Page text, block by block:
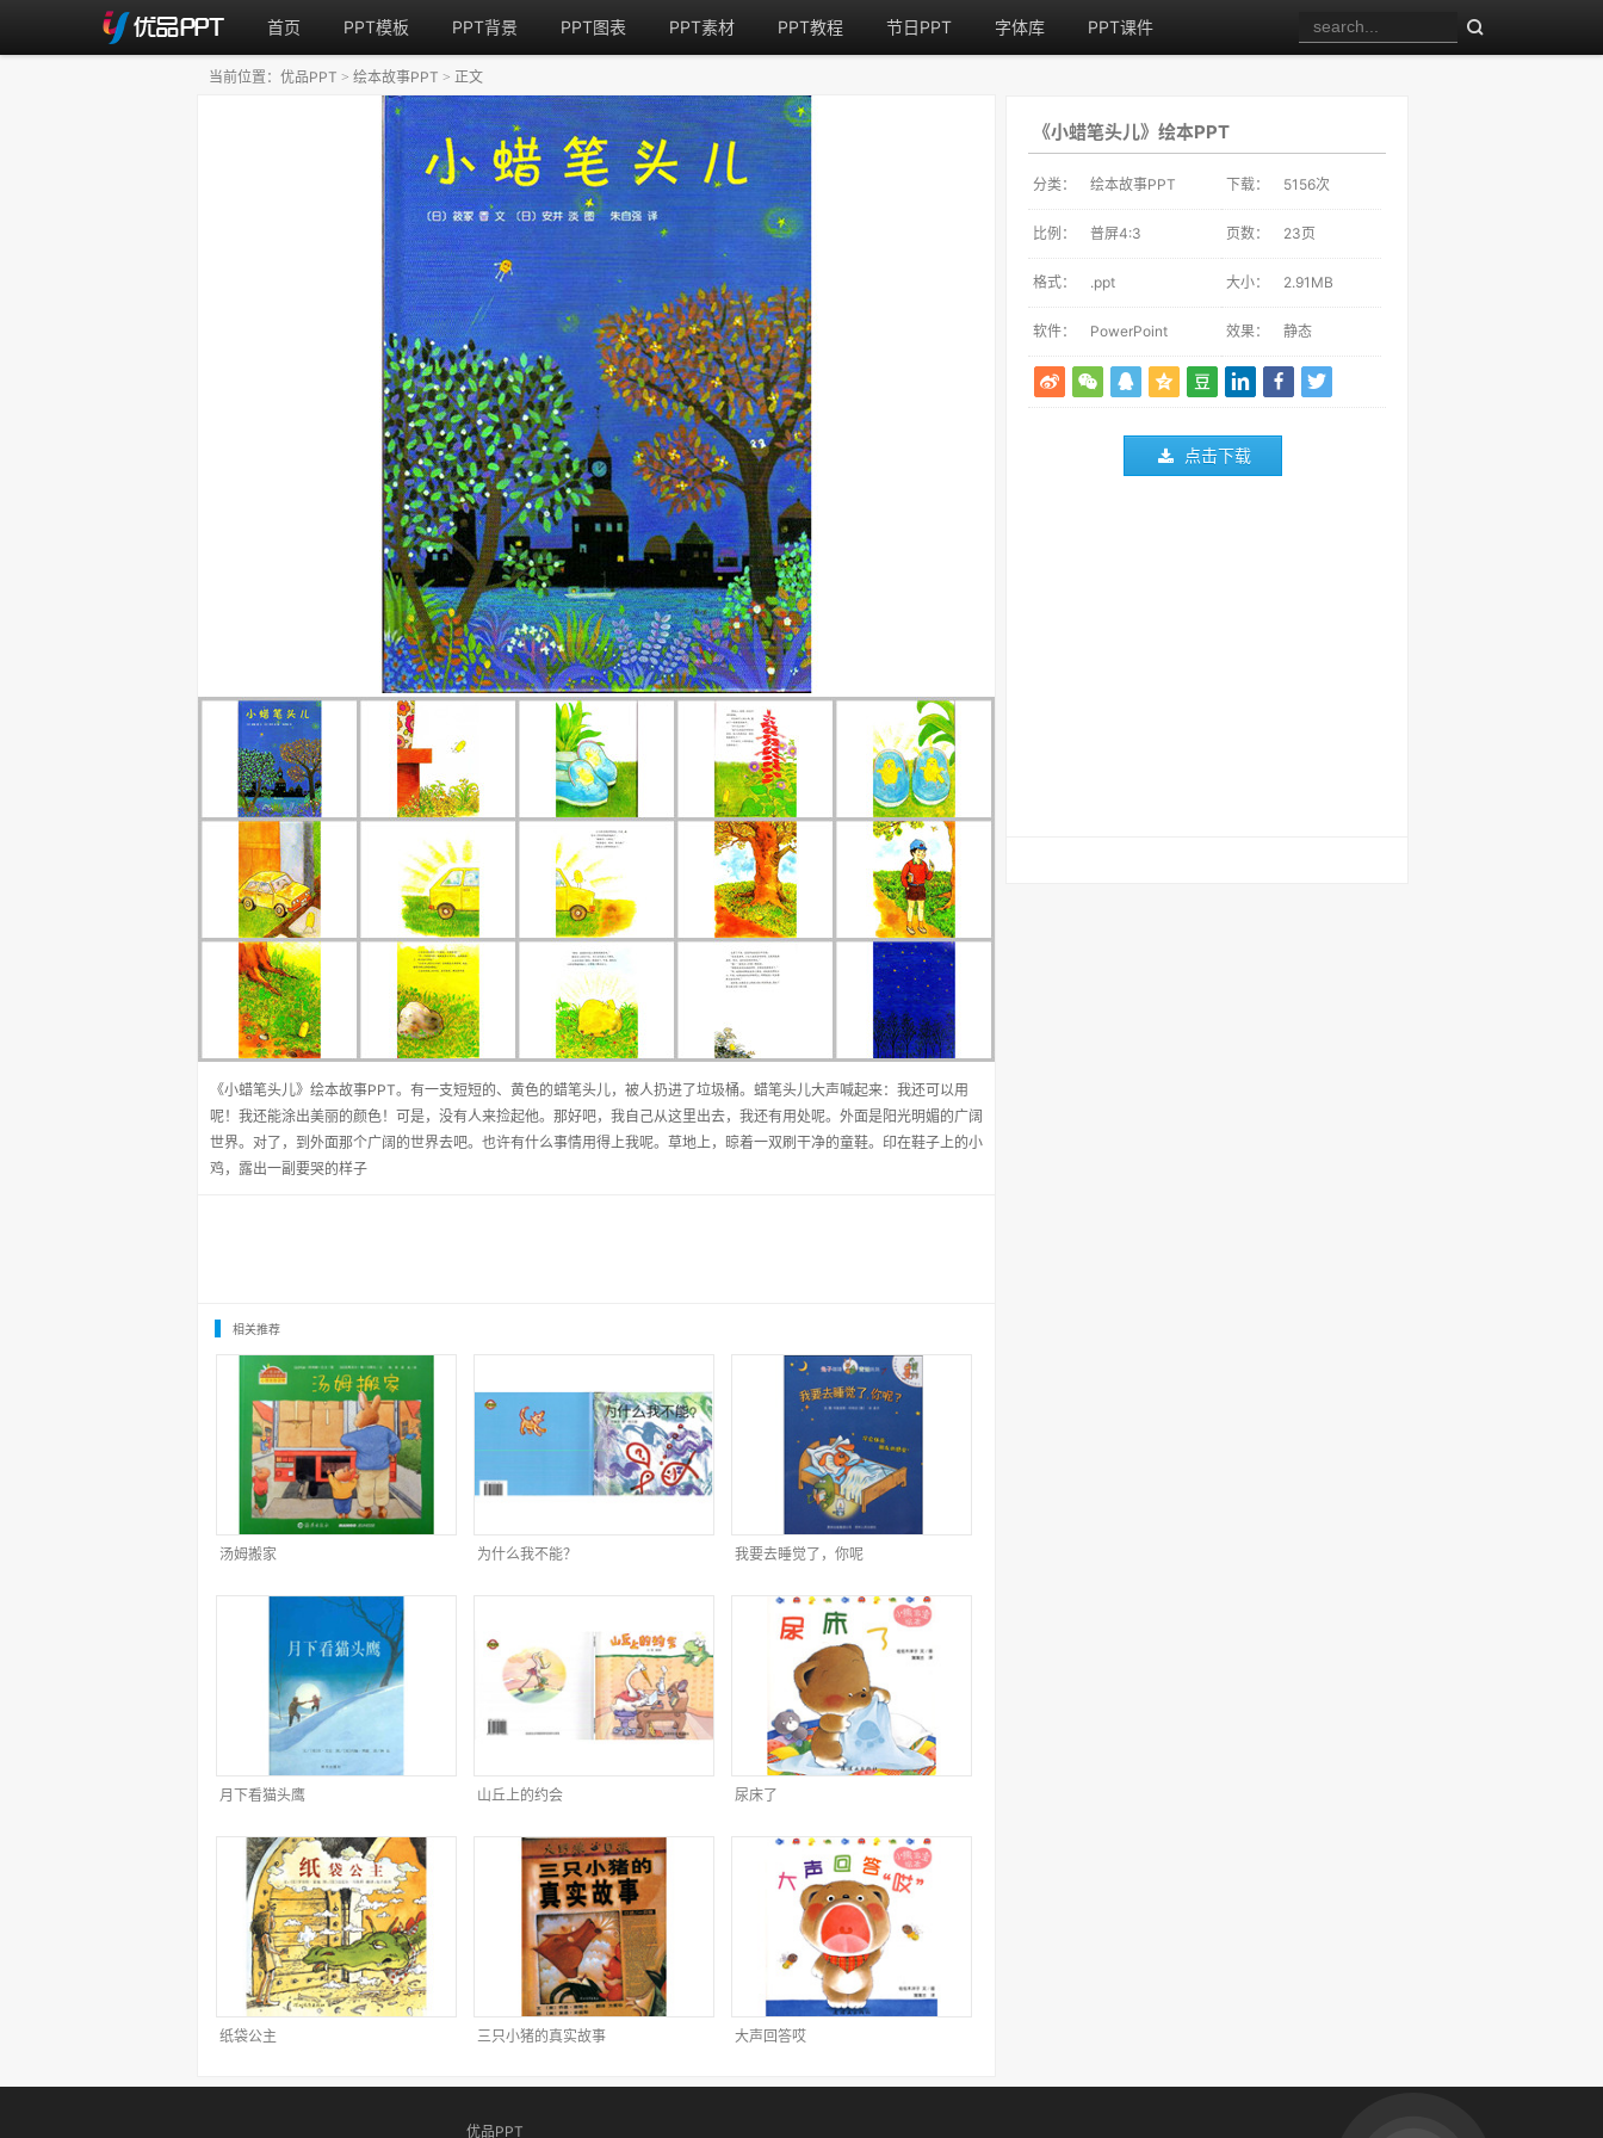
首页 PPT模板 PPT背景 PPT图表 PPT素材 PPT教程 节日PPT 字体库 PPT课件
《小蜡笔头儿》绘本PPT
分类： 绘本故事PPT 下载： 5156次
比例： 普屏4:3 页数： 23页
格式： .ppt 大小： 2.91MB
软件： PowerPoint 效果： 静态
点击下载
《小蜡笔头儿》绘本故事PPT。有一支短短的、黄色的蜡笔头儿，被人扔进了垃圾桶。蜡笔头儿大声喊起来：我还可以用
呢！我还能涂出美丽的颜色！可是，没有人来捡起他。那好吧，我自己从这里出去，我还有用处呢。外面是阳光明媚的广阔
世界。对了，到外面那个广阔的世界去吧。也许有什么事情用得上我呢。草地上，晾着一双刷干净的童鞋。印在鞋子上的小
鸡，露出一副要哭的样子
当前位置： 优品PPT > 绘本故事PPT > 正文
相关推荐
汤姆搬家 为什么我不能？ 我要去睡觉了，你呢
月下看猫头鹰 山丘上的约会 尿床了
纸袋公主 三只小猪的真实故事 大声回答哎
优品PPT